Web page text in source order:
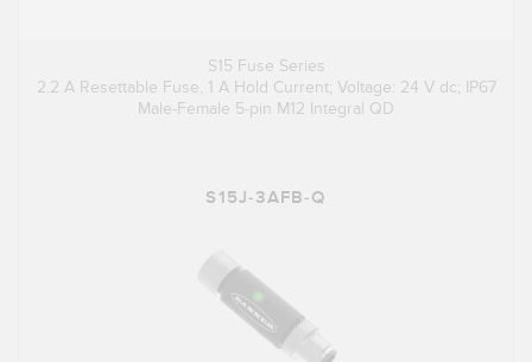
S15 Fuse Series
2.2 A Resettable Fuse, 1 A Hold Current; Voltage: 24 V dc; IP67
Male-Female 5-pin M12 Integral QD
S15J-3AFB-Q